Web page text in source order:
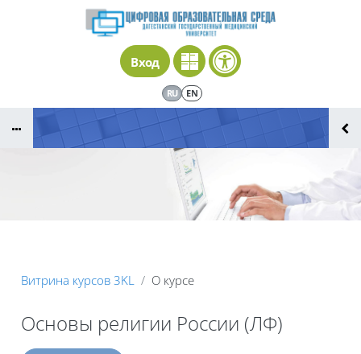
Перейти к основному содержанию
Вход
RU EN
Витрина курсов 3KL О курсе
Основы религии России (ЛФ)